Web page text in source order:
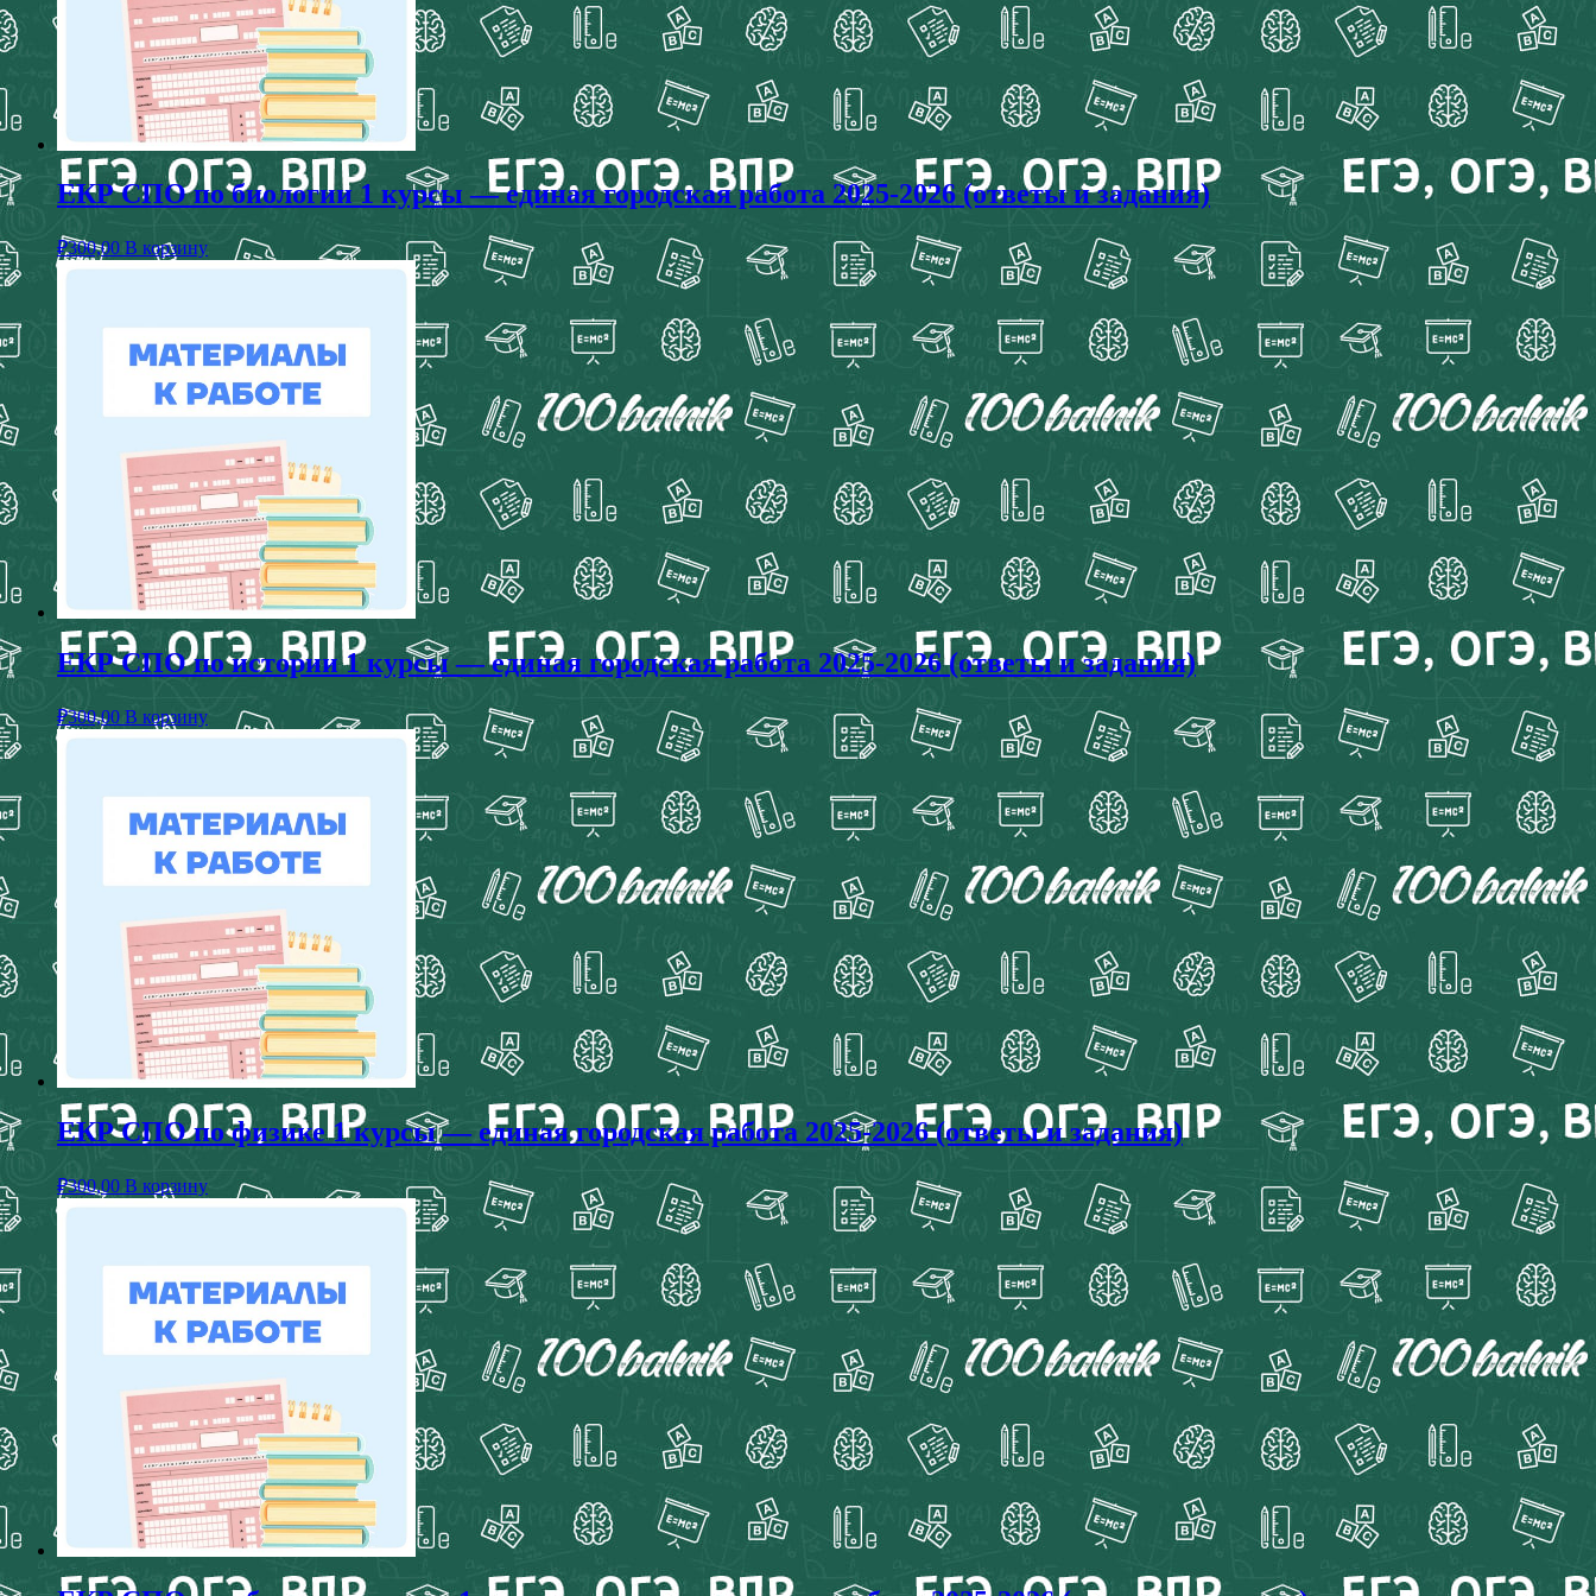
ЕКР СПО по биологии 1 курсы — единая городская работа 2025-2026 (ответы и задания)
₽300,00 В корзину
ЕКР СПО по истории 1 курсы — единая городская работа 2025-2026 (ответы и задания)
₽300,00 В корзину
ЕКР СПО по физике 1 курсы — единая городская работа 2025-2026 (ответы и задания)
₽300,00 В корзину